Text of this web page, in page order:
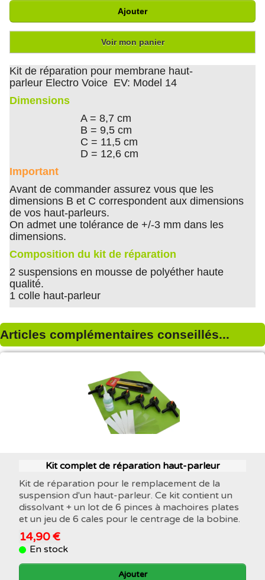
Ajouter
Voir mon panier
Kit de réparation pour membrane haut-
parleur Electro Voice EV: Model 14
Dimensions
A = 8,7 cm
B = 9,5 cm
C = 11,5 cm
D = 12,6 cm
Important
Avant de commander assurez vous que les
dimensions B et C correspondent aux dimensions
de vos haut-parleurs.
On admet une tolérance de +/-3 mm dans les
dimensions.
Composition du kit de réparation
2 suspensions en mousse de polyéther haute
qualité.
1 colle haut-parleur
Articles complémentaires conseillés...
Kit complet de réparation haut-parleur
Kit de réparation pour le remplacement de la
suspension d'un haut-parleur. Ce kit contient un
dissolvant + un lot de 6 pinces à machoires plates
et un jeu de 6 cales pour le centrage de la bobine.
14,90 €
En stock
Ajouter